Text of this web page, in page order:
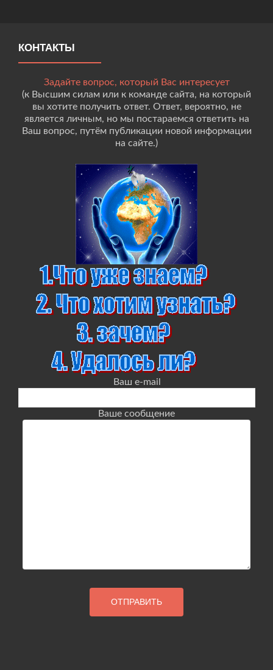
КОНТАКТЫ
Задайте вопрос, который Вас интересует
(к Высшим силам или к команде сайта, на который
вы хотите получить ответ. Ответ, вероятно, не
является личным, но мы постараемся ответить на
Ваш вопрос, путём публикации новой информации
на сайте.)
Ваш e-mail
Ваше сообщение